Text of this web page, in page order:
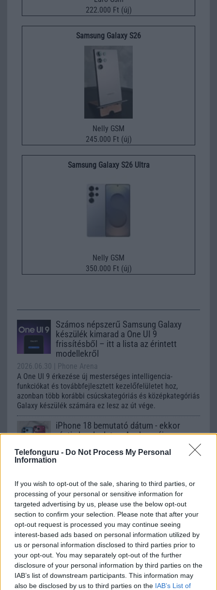
Telefonguru - Do Not Process My Personal
Information
If you wish to opt-out of the sale, sharing to third parties, or
processing of your personal or sensitive information for
targeted advertising by us, please use the below opt-out
section to confirm your selection. Please note that after your
opt-out request is processed you may continue seeing
interest-based ads based on personal information utilized by
us or personal information disclosed to third parties prior to
your opt-out. You may separately opt-out of the further
disclosure of your personal information by third parties on the
IAB’s list of downstream participants. This information may
also be disclosed by us to third parties on the IAB’s List of
222.000 Ft (új)
Samsung Galaxy S26
Nelly GSM
245.000 Ft (új)
Samsung Galaxy S26 Ultra
Nelly GSM
350.000 Ft (új)
Számos népszerű Samsung Galaxy
készülék kimarad a One UI 9
frissítésből – itt a lista az érintett
modellekről
2026.06.30
| Phone Arena
A One UI 9 érkezése új mesterséges intelligencia-
funkciókat és továbbfejlesztett kezelőfelületet hoz,
azonban több korábbi csúcskategóriás és középkategóriás
Galaxy készülék számára ez lesz az út vége.
iPhone 18 bemutató dátum - ekkor
rántja le a leplet az Apple az új
2026.06.29 | Phone Arena
bemutatkozhat, miközben az áremelésekről szóló
találgatások továbbra is beárnyékolják a rajtot.
Az Android rejtett automatizmusai: hat
funkció, amely észrevétlenül könnyíti
meg a mindennapokat
2026.06.14| Android Police
Sok felhasználó külön alkalmazásokra esküszik, pedig az
Android már évek óta olyan intelligens funkciókat kínál,
amelyek maguktól dolgoznak a háttérben.